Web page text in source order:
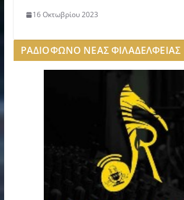
16 Οκτωβρίου 2023
ΡΑΔΙΟΦΩΝΟ ΝΕΑΣ ΦΙΛΑΔΕΛΦΕΙΑΣ